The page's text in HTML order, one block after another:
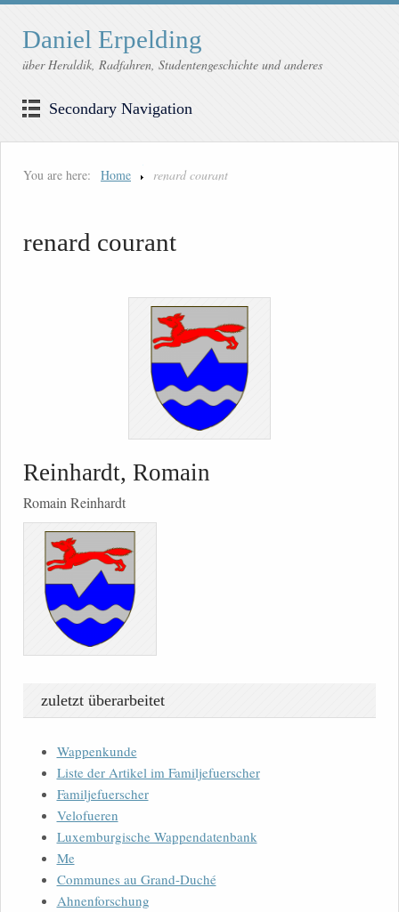
Daniel Erpelding
über Heraldik, Radfahren, Studentengeschichte und anderes
Secondary Navigation
You are here: Home renard courant
renard courant
Reinhardt, Romain
Romain Reinhardt
zuletzt überarbeitet
Wappenkunde
Liste der Artikel im Familjefuerscher
Familjefuerscher
Velofueren
Luxemburgische Wappendatenbank
Me
Communes au Grand-Duché
Ahnenforschung